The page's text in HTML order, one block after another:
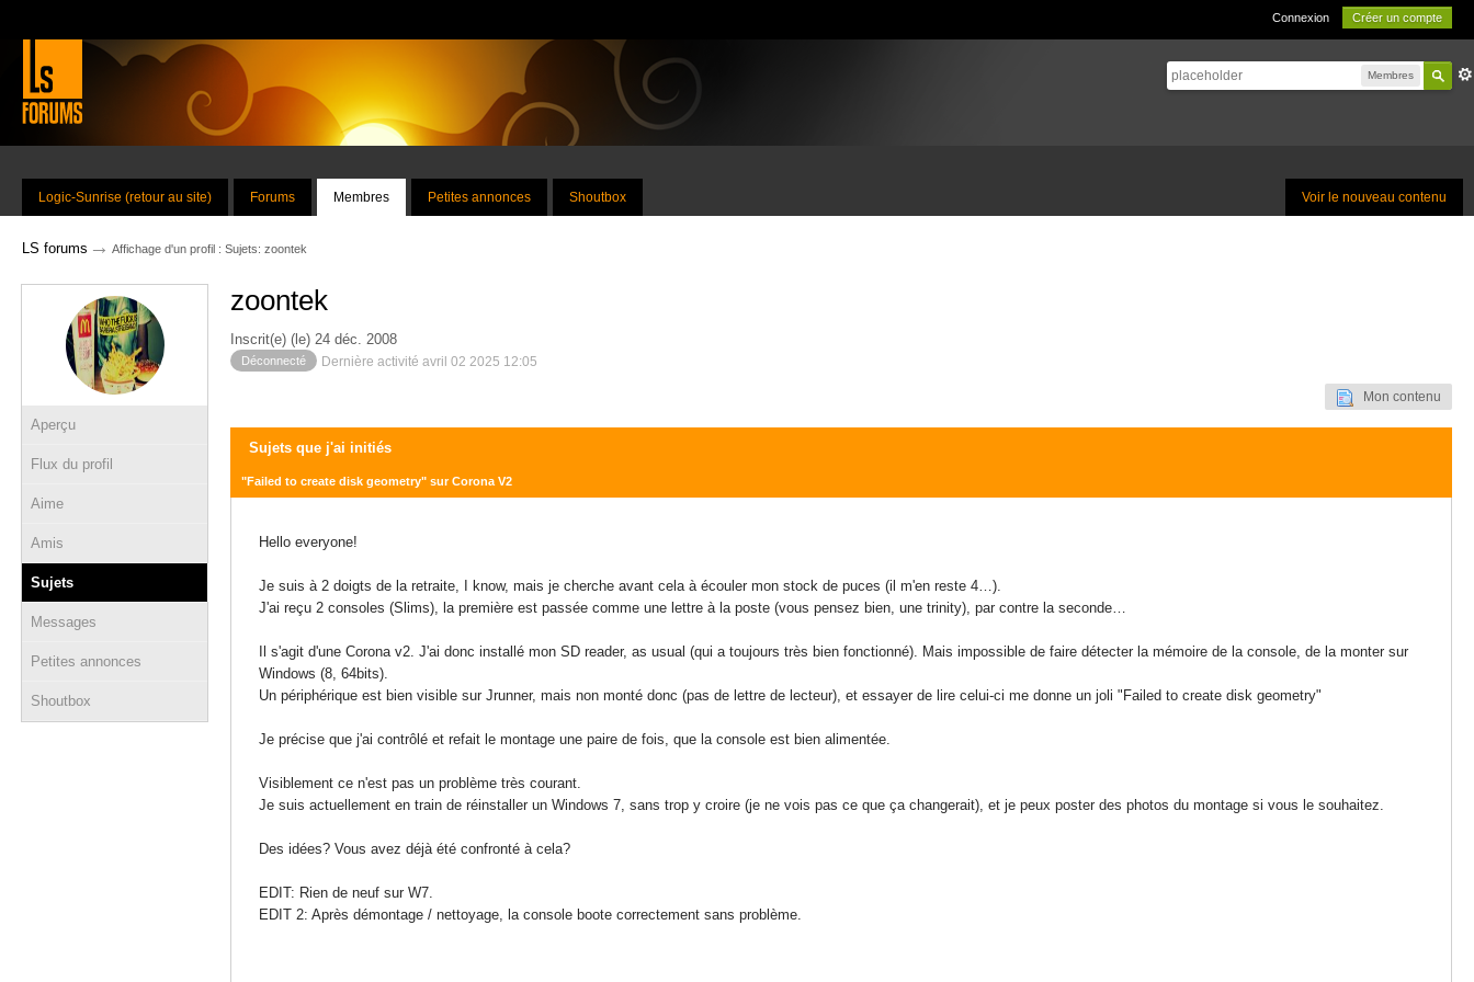
Connexion Créer un compte
Membres
Voir le nouveau contenu
Logic-Sunrise (retour au site) Forums Membres Petites annonces Shoutbox
LS forums → Affichage d'un profil : Sujets: zoontek
Aperçu
Flux du profil
Aime
Amis
Sujets
Messages
Petites annonces
Shoutbox
zoontek
Inscrit(e) (le) 24 déc. 2008
Déconnecté Dernière activité avril 02 2025 12:05
Mon contenu
Sujets que j'ai initiés
"Failed to create disk geometry" sur Corona V2
Hello everyone!
Je suis à 2 doigts de la retraite, I know, mais je cherche avant cela à écouler mon stock de puces (il m'en reste 4…).
J'ai reçu 2 consoles (Slims), la première est passée comme une lettre à la poste (vous pensez bien, une trinity), par contre la seconde…
Il s'agit d'une Corona v2. J'ai donc installé mon SD reader, as usual (qui a toujours très bien fonctionné). Mais impossible de faire détecter la mémoire de la console, de la monter sur
Windows (8, 64bits).
Un périphérique est bien visible sur Jrunner, mais non monté donc (pas de lettre de lecteur), et essayer de lire celui-ci me donne un joli "Failed to create disk geometry"
Je précise que j'ai contrôlé et refait le montage une paire de fois, que la console est bien alimentée.
Visiblement ce n'est pas un problème très courant.
Je suis actuellement en train de réinstaller un Windows 7, sans trop y croire (je ne vois pas ce que ça changerait), et je peux poster des photos du montage si vous le souhaitez.
Des idées? Vous avez déjà été confronté à cela?
EDIT: Rien de neuf sur W7.
EDIT 2: Après démontage / nettoyage, la console boote correctement sans problème.